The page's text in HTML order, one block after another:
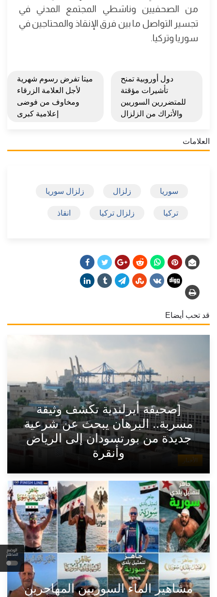
الوضع
المظلم
من الصحفيين وناشطي المجتمع المدني في
تجسير التواصل ما بين فرق الإنقاذ والمحتاجين في
سوريا وتركيا.
دول أوروبية تمنح
تأشيرات مؤقتة
للمتضررين السوريين
والأتراك من الزلزال
ميتا تفرض رسوم شهرية
لأجل العلامة الزرقاء
ومخاوف من فوضى
إعلامية كبرى
العلامات
سوريا زلزال زلزال سوريا
تركيا زلزال تركيا انقاذ
قد تحب أيضاE
الأخبار
[صحيفة أيرلندية تكشف وثيقة
مسربة.. البرهان يبحث عن شرعية
جديدة من بورتسودان إلى الرياض
وأنقرة
مشاهير الماء السوريين المهاجرين